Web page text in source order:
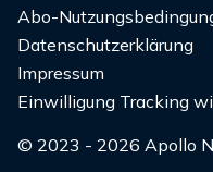
Abo-
Datenschutzerklärung
Impressum
Einwilligung Tracking
© 2023 - 2026 Apollo